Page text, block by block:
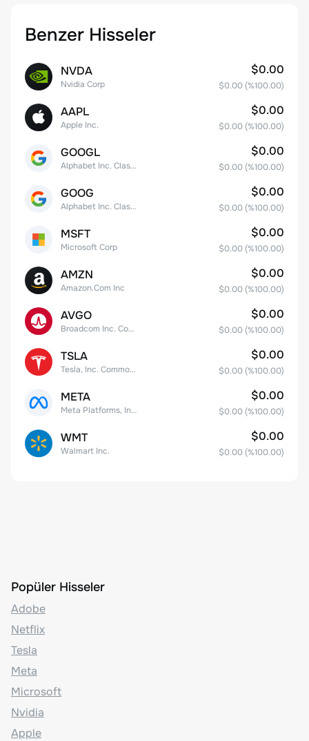
Benzer Hisseler
NVDA
Nvidia Corp
$0.00
$0.00 (%100.00)
AAPL
Apple Inc.
$0.00
$0.00 (%100.00)
GOOGL
Alphabet Inc. Class A Common Stock
$0.00
$0.00 (%100.00)
GOOG
Alphabet Inc. Class C Capital Stock
$0.00
$0.00 (%100.00)
MSFT
Microsoft Corp
$0.00
$0.00 (%100.00)
AMZN
Amazon.Com Inc
$0.00
$0.00 (%100.00)
AVGO
Broadcom Inc. Common Stock
$0.00
$0.00 (%100.00)
TSLA
Tesla, Inc. Common Stock
$0.00
$0.00 (%100.00)
META
Meta Platforms, Inc. Class A Common Stock
$0.00
$0.00 (%100.00)
WMT
Walmart Inc.
$0.00
$0.00 (%100.00)
Popüler Hisseler
Adobe
Netflix
Tesla
Meta
Microsoft
Nvidia
Apple